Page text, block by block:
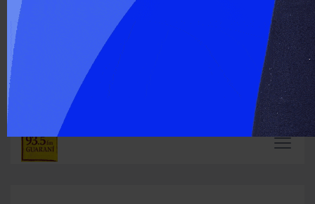
ÚLTIMO MOMENTO :
Detuvieron a 16 personas por la desaparición de Mario
El
los
›